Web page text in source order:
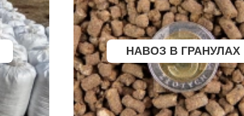
РЫБНОЕ
АТКАРСК
ЕРШОВ
ГУБКИНСКИЙ
ЗАРИНСК
НОВОЗЫБКОВ
КИРИЛЛОВ
БОГУЧАР
БОРОВСК
НАВОЗ В ГРАНУЛАХ